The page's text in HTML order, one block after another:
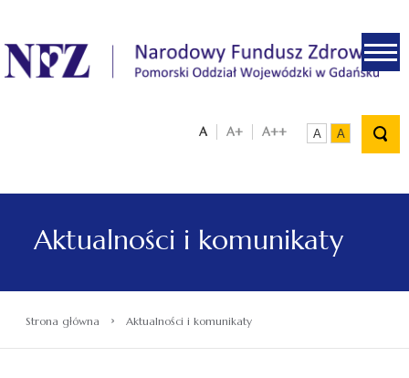
.
A A+ A++ A A
Aktualności i komunikaty
Strona główna › Aktualności i komunikaty